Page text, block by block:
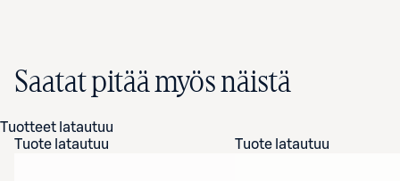
Saatat pitää myös näistä
Tuotteet latautuu
Tuote latautuu
Tuote latautuu